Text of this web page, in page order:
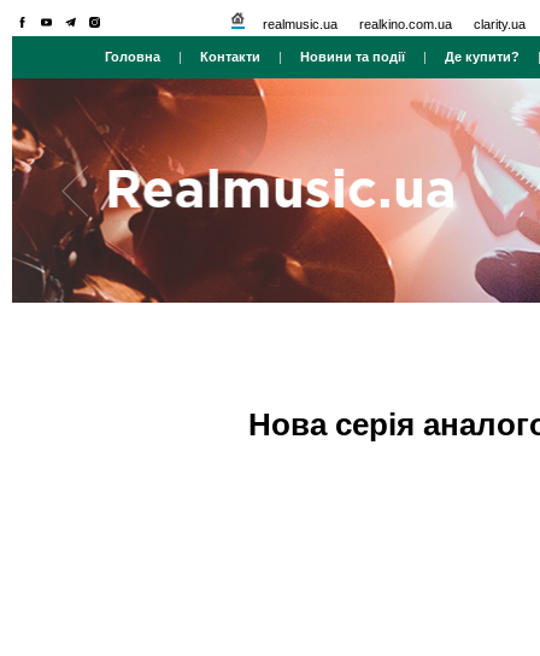
realmusic.ua realkino.com.ua clarity.ua
Головна | Контакти | Новини та події| Де купити?
Нова серія